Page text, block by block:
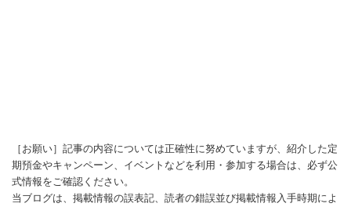
［お願い］記事の内容については正確性に努めていますが、紹介した定
期預金やキャンペーン、イベントなどを利用・参加する場合は、必ず公
式情報をご確認ください。
当ブログは、掲載情報の誤表記、読者の錯誤並び掲載情報入手時期によ